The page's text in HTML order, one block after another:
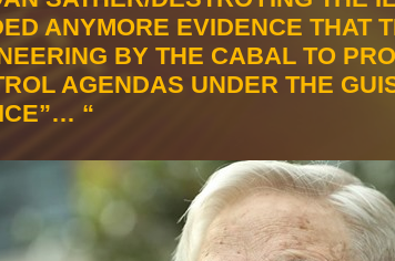
ANYMORE EVIDENCE THAT
BY THE CABAL TO
AGENDAS UNDER THE
“